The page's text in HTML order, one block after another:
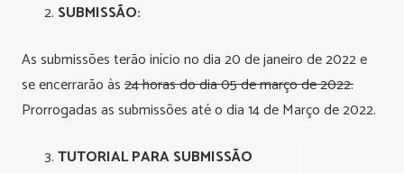
SUBMISSÃO:
As submissões terão início no dia 20 de janeiro de 2022 e
se encerrarão às24 horas do dia 05 de março de 2022.
Prorrogadas as submissões até o dia 14 de Março de 2022.
TUTORIAL PARA SUBMISSÃO